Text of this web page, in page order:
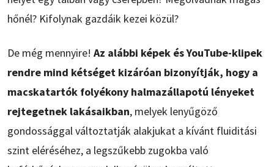
hőnél? Kifolynak gazdáik kezei közül?
De még mennyire! Az alábbi képek és YouTube-klipek
rendre mind kétséget kizáróan bizonyítják, hogy a
macskatartók folyékony halmazállapotú lényeket
rejtegetnek lakásaikban, melyek lenyűgöző
gondossággal változtatják alakjukat a kívánt fluiditási
szint eléréséhez, a legszűkebb zugokba való